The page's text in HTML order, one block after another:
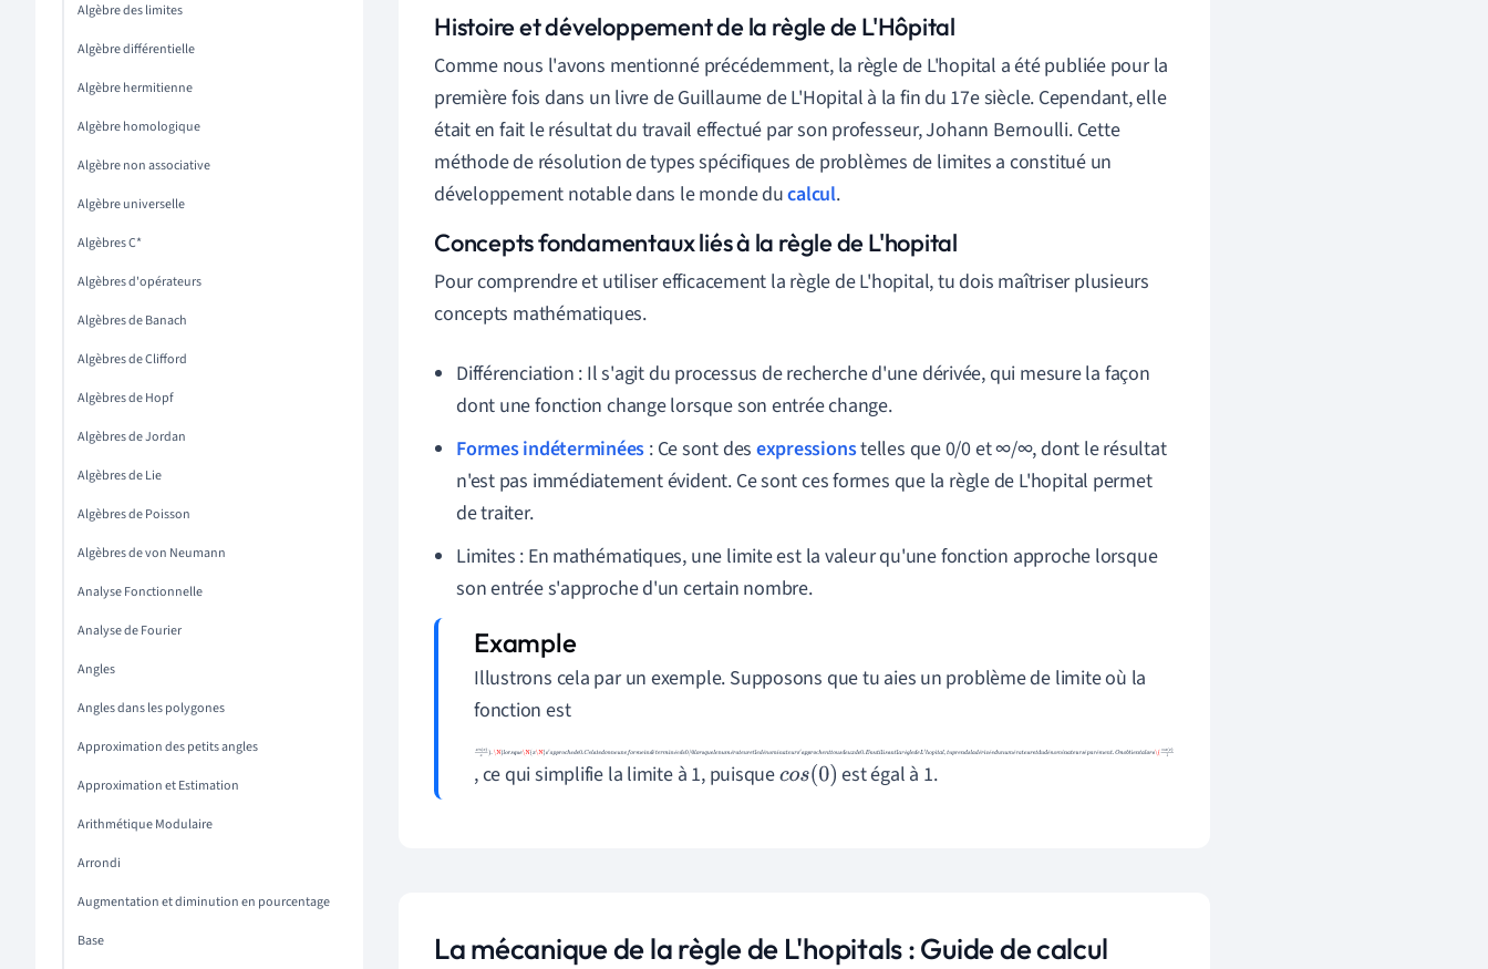
Algèbre des limites
Algèbre différentielle
Algèbre hermitienne
Algèbre homologique
Algèbre non associative
Algèbre universelle
Algèbres C*
Algèbres d'opérateurs
Algèbres de Banach
Algèbres de Clifford
Algèbres de Hopf
Algèbres de Jordan
Algèbres de Lie
Algèbres de Poisson
Algèbres de von Neumann
Analyse Fonctionnelle
Analyse de Fourier
Angles
Angles dans les polygones
Approximation des petits angles
Approximation et Estimation
Arithmétique Modulaire
Arrondi
Augmentation et diminution en pourcentage
Base
Histoire et développement de la règle de L'Hôpital
Comme nous l'avons mentionné précédemment, la règle de L'hopital a été publiée pour la
première fois dans un livre de Guillaume de L'Hopital à la fin du 17e siècle. Cependant, elle
était en fait le résultat du travail effectué par son professeur, Johann Bernoulli. Cette
méthode de résolution de types spécifiques de problèmes de limites a constitué un
développement notable dans le monde ducalcul.
Concepts fondamentaux liés à la règle de L'hopital
Pour comprendre et utiliser efficacement la règle de L'hopital, tu dois maîtriser plusieurs
concepts mathématiques.
Différenciation : Il s'agit du processus de recherche d'une dérivée, qui mesure la façon
dont une fonction change lorsque son entrée change.
Formes indéterminées : Ce sont des expressionstelles que 0/0 et ∞/∞, dont le résultat
n'est pas immédiatement évident. Ce sont ces formes que la règle de L'hopital permet
de traiter.
Limites : En mathématiques, une limite est la valeur qu'une fonction approche lorsque
son entrée s'approche d'un certain nombre.
Illustrons cela par un exemple. Supposons que tu aies un problème de limite où la
fonction est
é é é é è é é é é é é
si
n(
)l
, ce qui simplifie la limite à 1, puisquecos(0) est égal à 1.
La mécanique de la règle de L'hopitals : Guide de calcul